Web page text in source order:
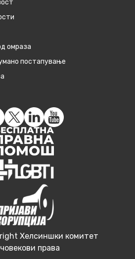
омраза
постапување
Хелсиншки комитет
права